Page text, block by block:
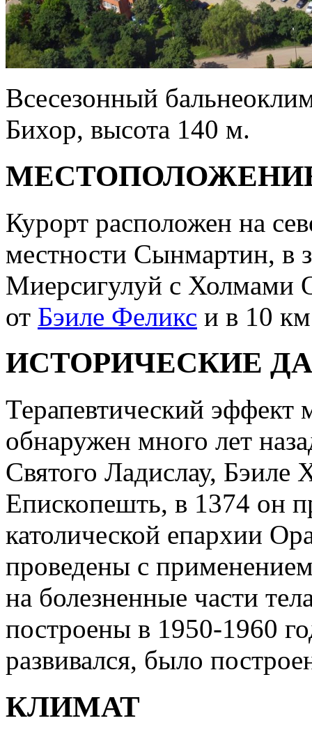
Всесезонный
Бихор, высота 140 м.
Курорт расположен на
местности Сынмартин, в
Миерсигулуй с Холмами
от Бэиле Феликс и в 10
ИСТОРИЧЕСКИЕ
Терапевтический
обнаружен много лет
Святого Ладислау, Бэиле
Епископешть, в 1374 он
католической епархии
проведены с
на болезненные части
построены в 1950-1960
развивался, было
КЛИМАТ